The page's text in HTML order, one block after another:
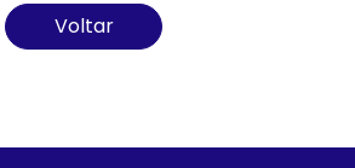
Voltar